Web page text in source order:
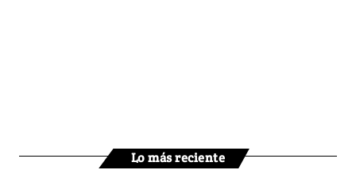
Lo más reciente